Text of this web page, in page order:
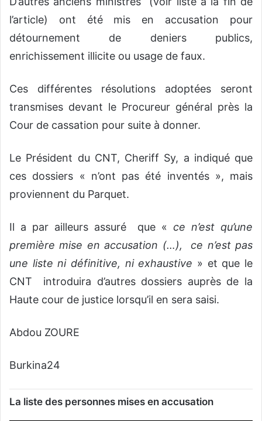
l’article) ont été mis en accusation pour
détournement de deniers publics,
enrichissement illicite ou usage de faux.
Ces différentes résolutions adoptées seront
transmises devant le Procureur général près la
Cour de cassation pour suite à donner.
Le Président du CNT, Cheriff Sy, a indiqué que
ces dossiers « n’ont pas été inventés », mais
proviennent du Parquet.
Il a par ailleurs assuré que «ce n’est qu’une
première mise en accusation (…), ce n’est pas
une liste ni définitive, ni exhaustive » et que le
CNT introduira d’autres dossiers auprès de la
Haute cour de justice lorsqu’il en sera saisi.
Abdou ZOURE
Burkina24
La liste des personnes mises en accusation